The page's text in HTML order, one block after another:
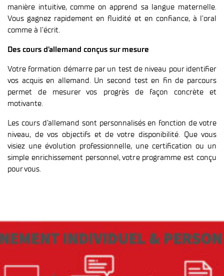
manière intuitive, comme on apprend sa langue maternelle.
Vous gagnez rapidement en fluidité et en confiance, à l’oral
comme à l’écrit.
Des cours d’allemand conçus sur mesure
Votre formation démarre par un test de niveau pour identifier
vos acquis en allemand. Un second test en fin de parcours
permet de mesurer vos progrès de façon concrète et
motivante.
Les cours d’allemand sont personnalisés en fonction de votre
niveau, de vos objectifs et de votre disponibilité. Que vous
visiez une évolution professionnelle, une certification ou un
simple enrichissement personnel, votre programme est conçu
pour vous.